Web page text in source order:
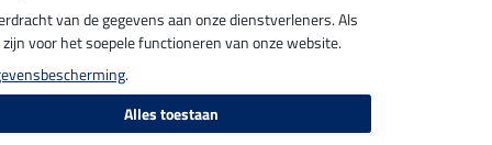
van de gegevens aan onze dienstverleners. Als
voor het soepele functioneren van onze website.
.
Alles toestaan